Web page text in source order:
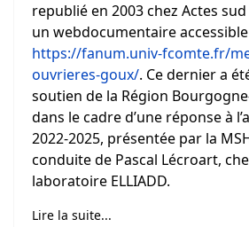
republié en 2003 chez Actes
un webdocumentaire accessible
https://fanum.univ-fcomte.fr/
ouvrieres-goux/. Ce dernier a
soutien de la Région
dans le cadre d’une réponse à
2022-2025, présentée par la
conduite de Pascal Lécroart,
laboratoire ELLIADD.
Lire la suite...